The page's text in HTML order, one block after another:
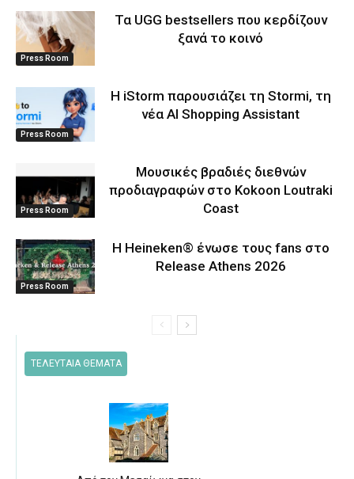
Press Room
Τα UGG bestsellers που κερδίζουν
ξανά το κοινό
Press Room
Η iStorm παρουσιάζει τη Stormi, τη
νέα AI Shopping Assistant
Press Room
Μουσικές βραδιές διεθνών
προδιαγραφών στο Kokoon Loutraki
Coast
Press Room
Η Heineken® ένωσε τους fans στο
Release Athens 2026
ΤΕΛΕΥΤΑΙΑ ΘΕΜΑΤΑ